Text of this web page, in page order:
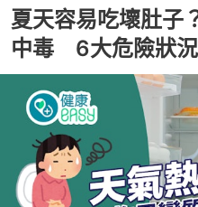
夏天容易吃壞肚子
中毒 6大危險狀